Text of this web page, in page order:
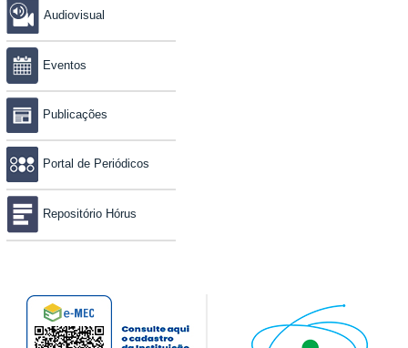
Audiovisual
Eventos
Publicações
Portal de Periódicos
Repositório Hórus